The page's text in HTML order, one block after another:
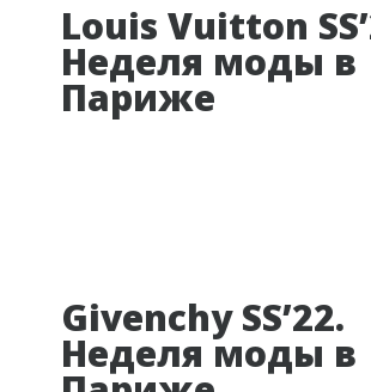
Louis Vuitton
Неделя моды в
Париже
Givenchy SS’22.
Неделя моды в